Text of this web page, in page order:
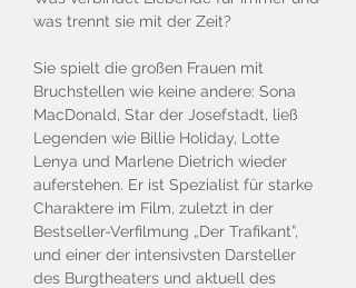
was trennt sie mit der Zeit?
Sie spielt die großen Frauen mit
Bruchstellen wie keine andere: Sona
MacDonald, Star der Josefstadt, ließ
Legenden wie Billie Holiday, Lotte
Lenya und Marlene Dietrich wieder
auferstehen. Er ist Spezialist für starke
Charaktere im Film, zuletzt in der
Bestseller-Verfilmung „Der Trafikant”,
und einer der intensivsten Darsteller
des Burgtheaters und aktuell des